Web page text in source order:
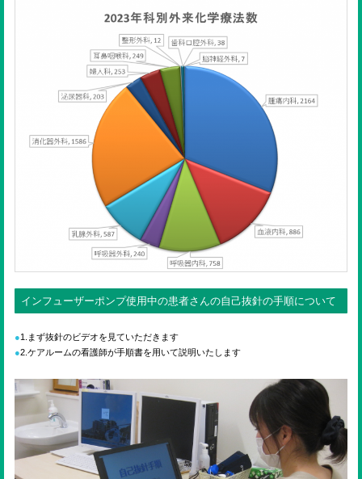
インフューザーポンプ使用中の患者さんの自己抜針の手順について
1.まず抜針のビデオを見ていただきます
2.ケアルームの看護師が手順書を用いて説明いたします